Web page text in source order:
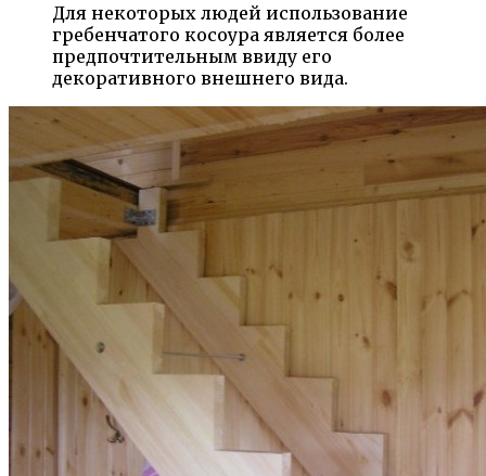
Для некоторых людей использование
гребенчатого косоура является более
предпочтительным ввиду его
декоративного внешнего вида.